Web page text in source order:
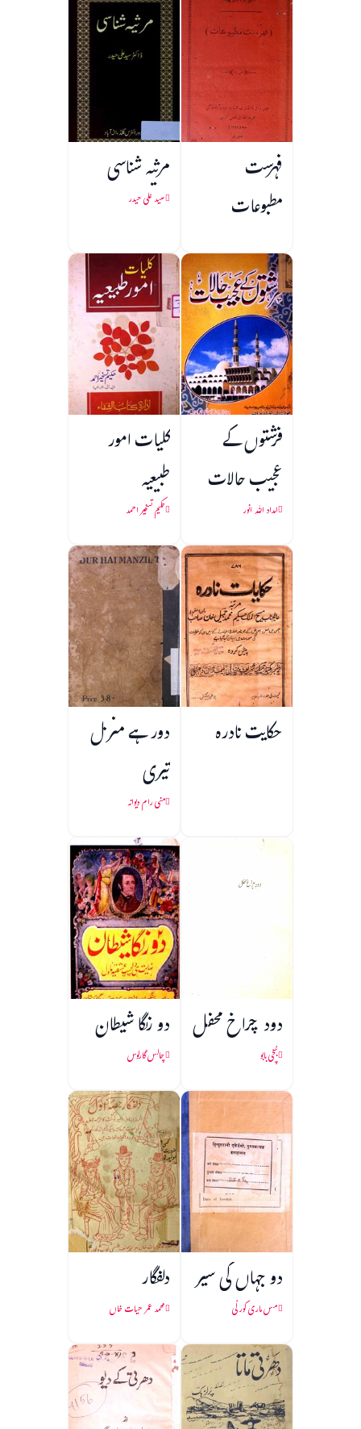
فہرست
مطبوعات
مرثیہ شناسی
سید علی حیدر
فرشتوں کے
عجیب حالات
امداد اللہ انور
کلیات امور
طبیعیہ
حکیم تسخیر احمد
حکایت نادرہ دور ہے منزل
تیری
منی رام دیوانہ
دود چراخ محفل
بُچّی بابو
دو رنگا شیطان
چالس گارلوس
دو جہاں کی سیر
مس ماری کورلّی
دلفگار
محمد عمر حیات خاں